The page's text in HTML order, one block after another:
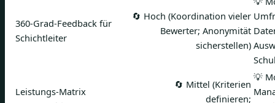
360‑Grad‑Feedback für
Schichtleiter
🔄 Hoch (Koordination vieler
Bewerter; Anonymität
sicherstellen)
Leistungs‑Matrix
🔄 Mittel (Kriterien
definieren;
💡